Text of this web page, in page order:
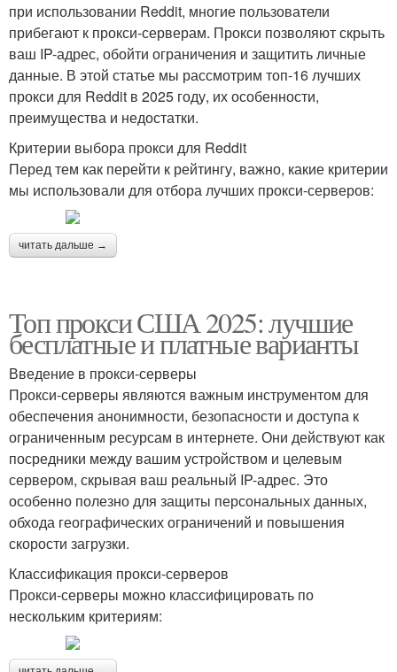
при использовании Reddit, многие пользователи
прибегают к прокси-серверам. Прокси позволяют скрыть
ваш IP-адрес, обойти ограничения и защитить личные
данные. В этой статье мы рассмотрим топ-16 лучших
прокси для Reddit в 2025 году, их особенности,
преимущества и недостатки.
Критерии выбора прокси для Reddit
Перед тем как перейти к рейтингу, важно, какие критерии
мы использовали для отбора лучших прокси-серверов:
читать дальше →
Топ прокси США 2025: лучшие
бесплатные и платные варианты
Введение в прокси-серверы
Прокси-серверы являются важным инструментом для
обеспечения анонимности, безопасности и доступа к
ограниченным ресурсам в интернете. Они действуют как
посредники между вашим устройством и целевым
сервером, скрывая ваш реальный IP-адрес. Это
особенно полезно для защиты персональных данных,
обхода географических ограничений и повышения
скорости загрузки.
Классификация прокси-серверов
Прокси-серверы можно классифицировать по
нескольким критериям: